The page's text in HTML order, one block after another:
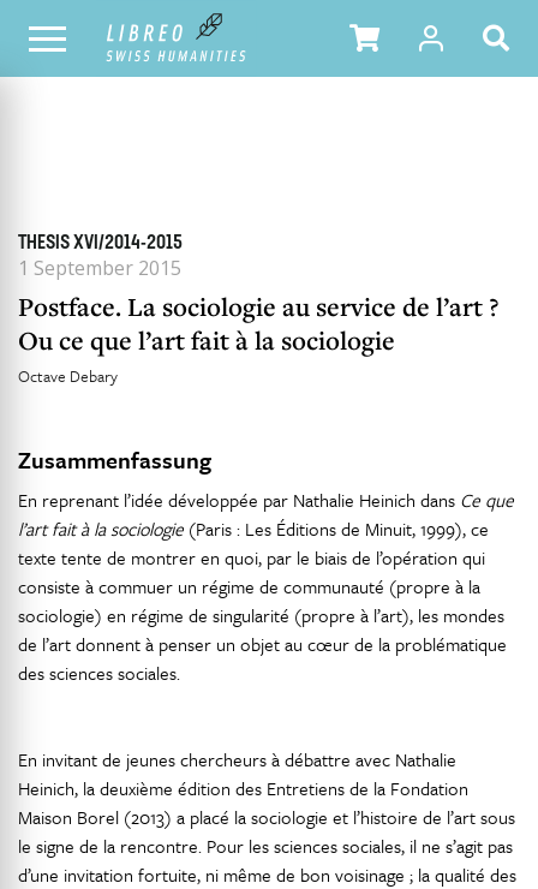
ALLE HEFTE INHALTSÜBERSICHT DER AUSGABE
THESIS XVI/2014-2015
1 September 2015
Postface. La sociologie au service de l’art ?
Ou ce que l’art fait à la sociologie
Octave Debary
Zusammenfassung
En reprenant l’idée développée par Nathalie Heinich dans Ce que
l’art fait à la sociologie (Paris : Les Éditions de Minuit, 1999), ce
texte tente de montrer en quoi, par le biais de l’opération qui
consiste à commuer un régime de communauté (propre à la
sociologie) en régime de singularité (propre à l’art), les mondes
de l’art donnent à penser un objet au cœur de la problématique
des sciences sociales.
En invitant de jeunes chercheurs à débattre avec Nathalie
Heinich, la deuxième édition des Entretiens de la Fondation
Maison Borel (2013) a placé la sociologie et l’histoire de l’art sous
le signe de la rencontre. Pour les sciences sociales, il ne s’agit pas
d’une invitation fortuite, ni même de bon voisinage ; la qualité des